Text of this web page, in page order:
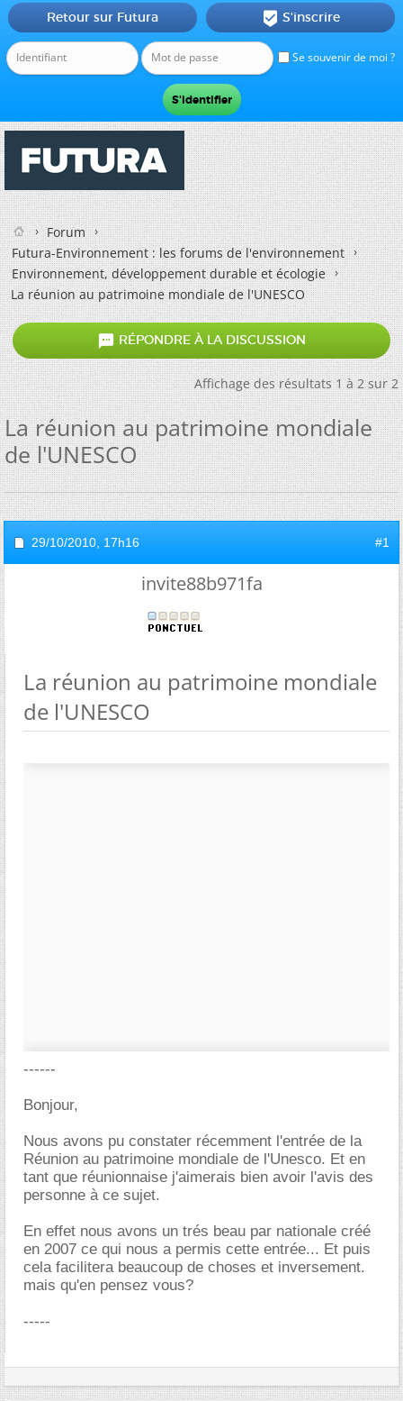
Se souvenir de moi ?
Retour sur Futura  S'inscrire
Forum
Futura-Environnement : les forums de l'environnement
Environnement, développement durable et écologie
La réunion au patrimoine mondiale de l'UNESCO
 RÉPONDRE À LA DISCUSSION
Affichage des résultats 1 à 2 sur 2
La réunion au patrimoine mondiale
de l'UNESCO
29/10/2010, 17h16 #1
invite88b971fa
La réunion au patrimoine mondiale
de l'UNESCO
------
Bonjour,
Nous avons pu constater récemment l'entrée de la
Réunion au patrimoine mondiale de l'Unesco. Et en
tant que réunionnaise j'aimerais bien avoir l'avis des
personne à ce sujet.
En effet nous avons un trés beau par nationale créé
en 2007 ce qui nous a permis cette entrée... Et puis
cela facilitera beaucoup de choses et inversement.
mais qu'en pensez vous?
-----